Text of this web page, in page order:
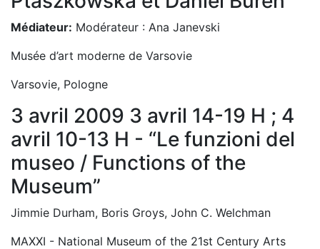
Médiateur: Modérateur : Ana Janevski
Musée d’art moderne de Varsovie
Varsovie, Pologne
3 avril 2009 3 avril 14-19 H ; 4
avril 10-13 H - “Le funzioni del
museo / Functions of the
Museum”
Jimmie Durham, Boris Groys, John C. Welchman
MAXXI - National Museum of the 21st Century Arts